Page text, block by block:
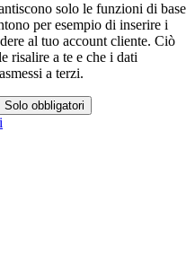
solo le funzioni di base
per esempio di inserire i
al tuo account cliente. Ciò
risalire a te e che i dati
a terzi.
Solo obbligatori